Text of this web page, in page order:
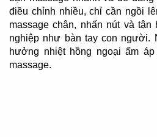
điều chỉnh nhiều, chỉ cần ngồi
massage chân, nhấn nút và tận
nghiệp như bàn tay con người.
hưởng nhiệt hồng ngoại ấm
massage.